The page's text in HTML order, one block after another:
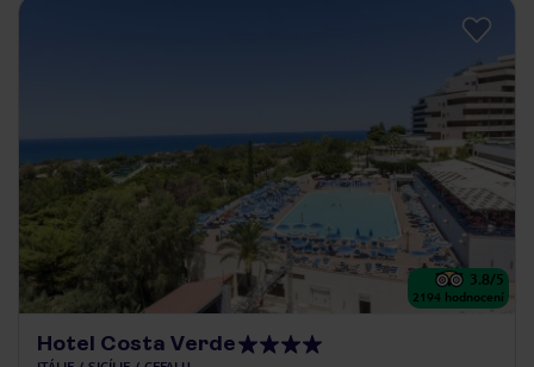
3.8/5
2194 hodnocení
Hotel Costa Verde